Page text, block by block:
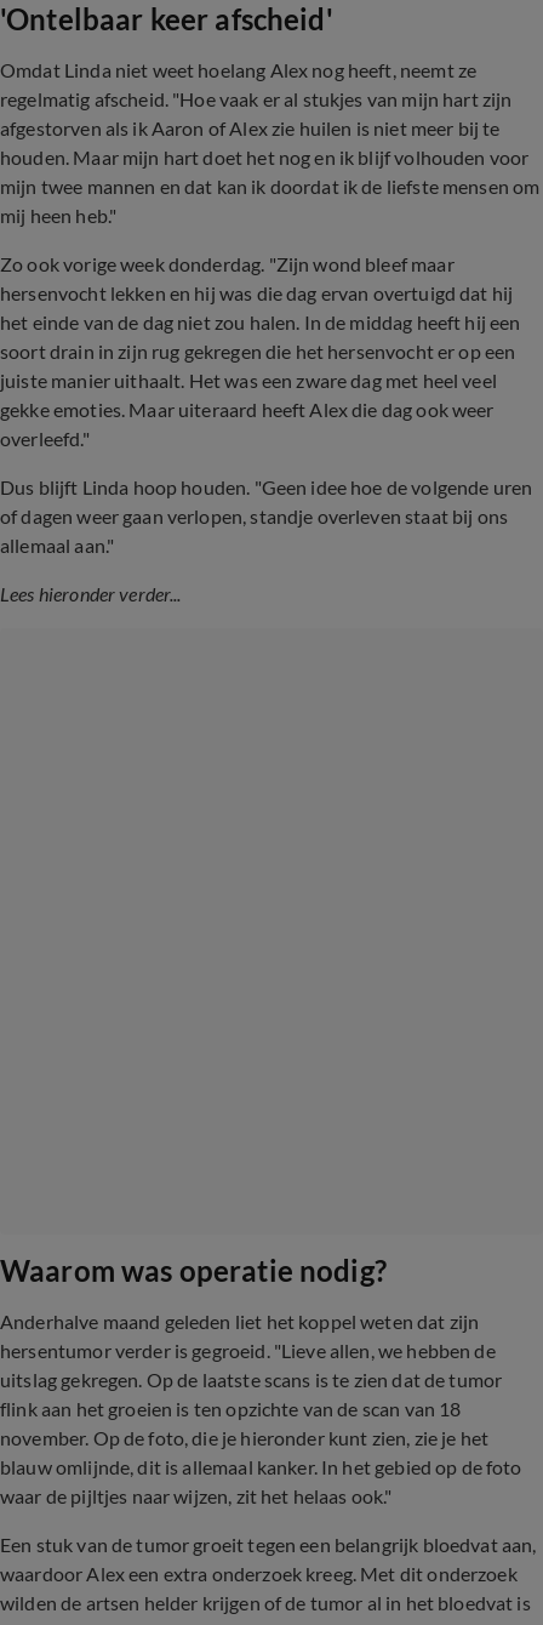
'Ontelbaar keer afscheid'
Omdat Linda niet weet hoelang Alex nog heeft, neemt ze
regelmatig afscheid. "Hoe vaak er al stukjes van mijn hart zijn
afgestorven als ik Aaron of Alex zie huilen is niet meer bij te
houden. Maar mijn hart doet het nog en ik blijf volhouden voor
mijn twee mannen en dat kan ik doordat ik de liefste mensen om
mij heen heb."
Zo ook vorige week donderdag. "Zijn wond bleef maar
hersenvocht lekken en hij was die dag ervan overtuigd dat hij
het einde van de dag niet zou halen. In de middag heeft hij een
soort drain in zijn rug gekregen die het hersenvocht er op een
juiste manier uithaalt. Het was een zware dag met heel veel
gekke emoties. Maar uiteraard heeft Alex die dag ook weer
overleefd."
Dus blijft Linda hoop houden. "Geen idee hoe de volgende uren
of dagen weer gaan verlopen, standje overleven staat bij ons
allemaal aan."
Lees hieronder verder...
Waarom was operatie nodig?
Anderhalve maand geleden liet het koppel weten dat zijn
hersentumor verder is gegroeid. "Lieve allen, we hebben de
uitslag gekregen. Op de laatste scans is te zien dat de tumor
flink aan het groeien is ten opzichte van de scan van 18
november. Op de foto, die je hieronder kunt zien, zie je het
blauw omlijnde, dit is allemaal kanker. In het gebied op de foto
waar de pijltjes naar wijzen, zit het helaas ook."
Een stuk van de tumor groeit tegen een belangrijk bloedvat aan,
waardoor Alex een extra onderzoek kreeg. Met dit onderzoek
wilden de artsen helder krijgen of de tumor al in het bloedvat is